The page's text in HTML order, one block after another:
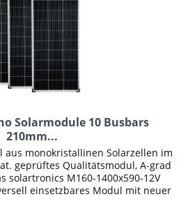
Solarmodule 10 Busbars
210mm...
aus monokristallinen Solarzellen im
geprüftes Qualitätsmodul, A-grad
solartronics M160-1400x590-12V
einsetzbares Modul mit neuer